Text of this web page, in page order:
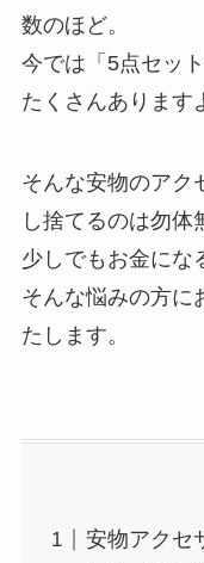
数のほど。
今では「5点セッ
たくさんあります
そんな安物のアク
し捨てるのは勿体
少しでもお金にな
そんな悩みの方に
たします。
安物アクセ